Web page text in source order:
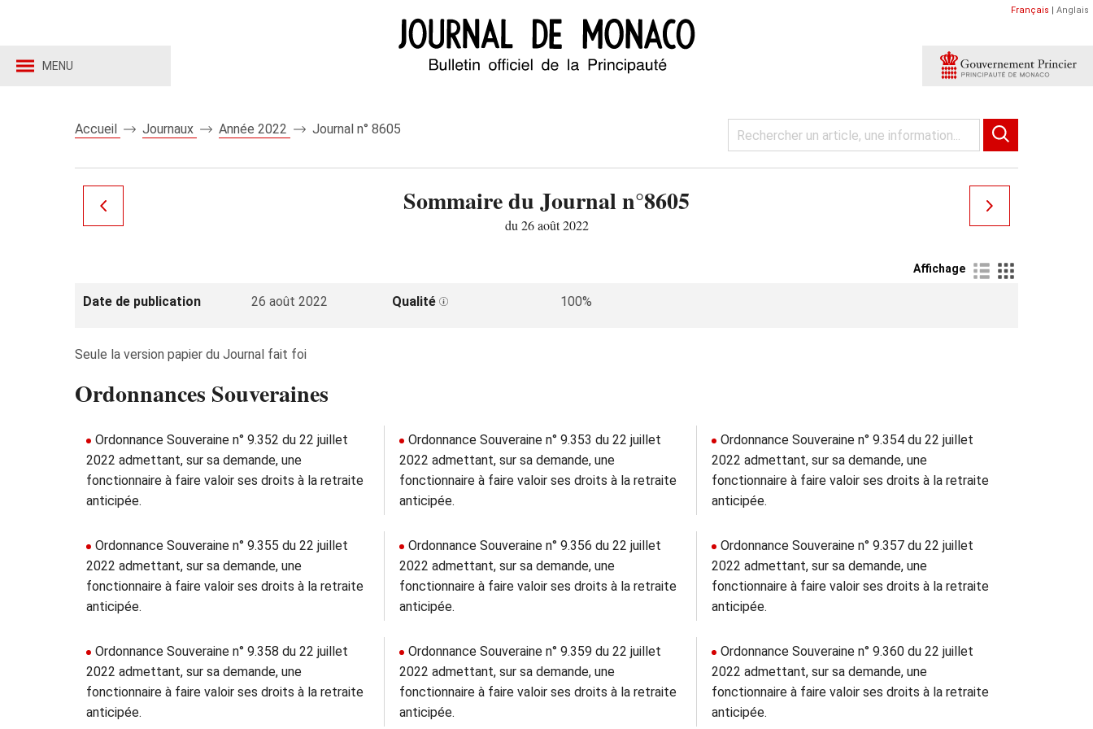
MENU
Français | Anglais
Accueil Journaux Année 2022 Journal n° 8605
Sommaire du Journal n°8605
du 26 août 2022
Affichage
Date de publication 26 août 2022 Qualité 100%
Seule la version papier du Journal fait foi
Ordonnances Souveraines
Ordonnance Souveraine n° 9.352 du 22 juillet
2022 admettant, sur sa demande, une
fonctionnaire à faire valoir ses droits à la retraite
anticipée.
Ordonnance Souveraine n° 9.353 du 22 juillet
2022 admettant, sur sa demande, une
fonctionnaire à faire valoir ses droits à la retraite
anticipée.
Ordonnance Souveraine n° 9.354 du 22 juillet
2022 admettant, sur sa demande, une
fonctionnaire à faire valoir ses droits à la retraite
anticipée.
Ordonnance Souveraine n° 9.355 du 22 juillet
2022 admettant, sur sa demande, une
fonctionnaire à faire valoir ses droits à la retraite
anticipée.
Ordonnance Souveraine n° 9.356 du 22 juillet
2022 admettant, sur sa demande, une
fonctionnaire à faire valoir ses droits à la retraite
anticipée.
Ordonnance Souveraine n° 9.357 du 22 juillet
2022 admettant, sur sa demande, une
fonctionnaire à faire valoir ses droits à la retraite
anticipée.
Ordonnance Souveraine n° 9.358 du 22 juillet
2022 admettant, sur sa demande, une
fonctionnaire à faire valoir ses droits à la retraite
anticipée.
Ordonnance Souveraine n° 9.359 du 22 juillet
2022 admettant, sur sa demande, une
fonctionnaire à faire valoir ses droits à la retraite
anticipée.
Ordonnance Souveraine n° 9.360 du 22 juillet
2022 admettant, sur sa demande, une
fonctionnaire à faire valoir ses droits à la retraite
anticipée.